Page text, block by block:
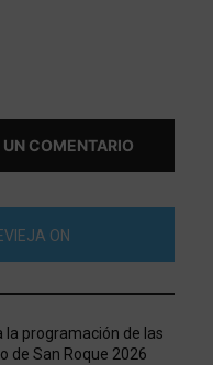
COMENTARIO
ON
la programación de las
de San Roque 2026